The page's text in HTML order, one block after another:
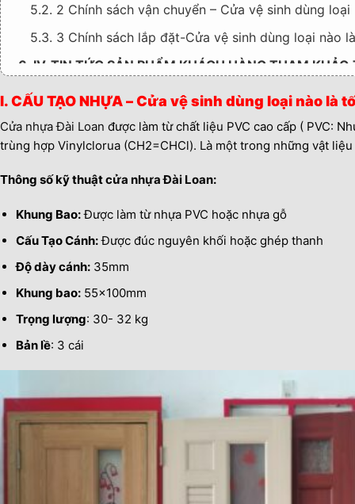
5.2. 2 Chính sách vận chuyển – Cửa vệ sinh dùng
5.3. 3 Chính sách lắp đặt-Cửa vệ sinh dùng loại nào
6. IV. TIN TỨC SẢN PHẨM KHÁCH HÀNG THAM
6.1. >>> Mời quý khách hàng xem thêm: Cửa nhựa
I. CẤU TẠO NHỰA – Cửa vệ sinh dùng loại nào là
Cửa nhựa Đài Loan được làm từ chất liệu PVC cao cấp ( PVC:
trùng hợp Vinylclorua (CH2=CHCl). Là một trong những vật
Thông số kỹ thuậtcửa nhựa Đài Loan:
Khung Bao:Được làm từ nhựa PVC hoặc nhựa gỗ
Cấu Tạo Cánh:Được đúc nguyên khối hoặc ghép thanh
Độ dày cánh:35mm
Khung bao:55x100mm
Trọng lượng: 30- 32 kg
Bản lề: 3 cái